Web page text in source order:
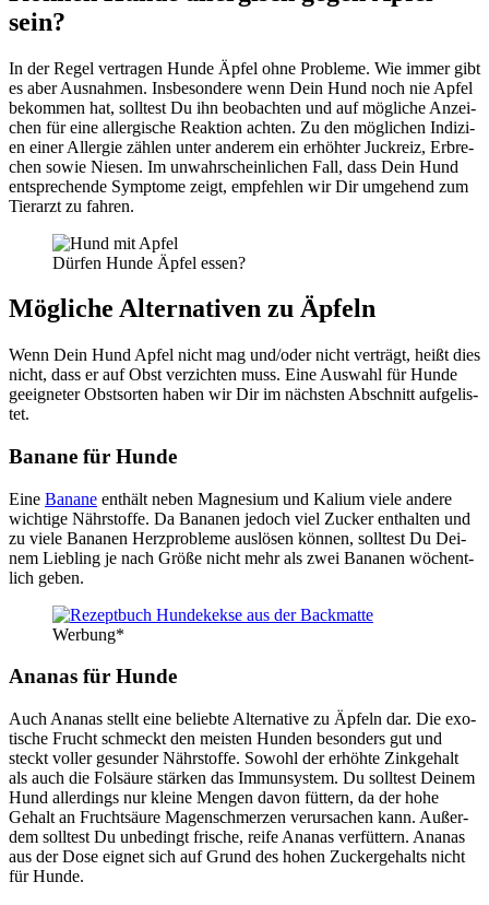
sein?
In der Regel ver­tra­gen Hun­de Äpfel ohne Pro­ble­me. Wie immer gibt
es aber Aus­nah­men. Ins­be­son­de­re wenn Dein Hund noch nie Apfel
bekom­men hat, soll­test Du ihn beob­ach­ten und auf mög­li­che Anzei­
chen für eine all­er­gi­sche Reak­ti­on ach­ten. Zu den mög­li­chen Indi­zi­
en einer All­er­gie zäh­len unter ande­rem ein erhöh­ter Juck­reiz, Erbre­
chen sowie Nie­sen. Im unwahr­schein­li­chen Fall, dass Dein Hund
ent­spre­chen­de Sym­pto­me zeigt, emp­feh­len wir Dir umge­hend zum
Tier­arzt zu fah­ren.
Dür­fen Hun­de Äpfel essen?
Mög­li­che Alter­na­ti­ven zu Äpfeln
Wenn Dein Hund Apfel nicht mag und/oder nicht ver­trägt, heißt dies
nicht, dass er auf Obst ver­zich­ten muss. Eine Aus­wahl für Hun­de
geeig­ne­ter Obst­sor­ten haben wir Dir im nächs­ten Abschnitt auf­ge­lis­
tet.
Bana­ne für Hun­de
Eine Bana­ne ent­hält neben Magne­si­um und Kali­um vie­le ande­re
wich­ti­ge Nähr­stof­fe. Da Bana­nen jedoch viel Zucker ent­hal­ten und
zu vie­le Bana­nen Herz­pro­ble­me aus­lö­sen kön­nen, soll­test Du Dei­
nem Lieb­ling je nach Grö­ße nicht mehr als zwei Bana­nen wöchent­
lich geben.
Wer­bung*
Ana­nas für Hun­de
Auch Ana­nas stellt eine belieb­te Alter­na­ti­ve zu Äpfeln dar. Die exo­
ti­sche Frucht schmeckt den meis­ten Hun­den beson­ders gut und
steckt vol­ler gesun­der Nähr­stof­fe. Sowohl der erhöh­te Zink­ge­halt
als auch die Fol­säu­re stär­ken das Immun­sys­tem. Du soll­test Dei­nem
Hund aller­dings nur klei­ne Men­gen davon füt­tern, da der hohe
Gehalt an Frucht­säu­re Magen­schmer­zen ver­ur­sa­chen kann. Außer­
dem soll­test Du unbe­dingt fri­sche, rei­fe Ana­nas ver­füt­tern. Ana­nas
aus der Dose eig­net sich auf Grund des hohen Zucker­ge­halts nicht
für Hun­de.